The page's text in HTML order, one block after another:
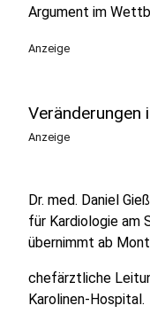
Argument im
Anzeige
Veränderungen
Anzeige
Dr. med. Daniel
für Kardiologie am
übernimmt ab
chefärztliche
Karolinen-Hospital.